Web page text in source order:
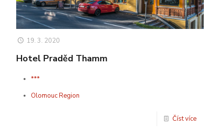
19. 3. 2020
Hotel Praděd Thamm
***
Olomouc Region
Číst více